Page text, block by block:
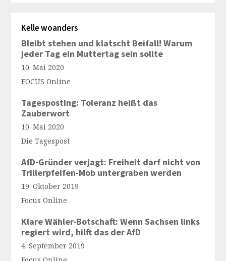
Kelle woanders
Bleibt stehen und klatscht Beifall! Warum
jeder Tag ein Muttertag sein sollte
10. Mai 2020
FOCUS Online
Tagesposting: Toleranz heißt das
Zauberwort
10. Mai 2020
Die Tagespost
AfD-Gründer verjagt: Freiheit darf nicht von
Trillerpfeifen-Mob untergraben werden
19. Oktober 2019
Focus Online
Klare Wähler-Botschaft: Wenn Sachsen links
regiert wird, hilft das der AfD
4. September 2019